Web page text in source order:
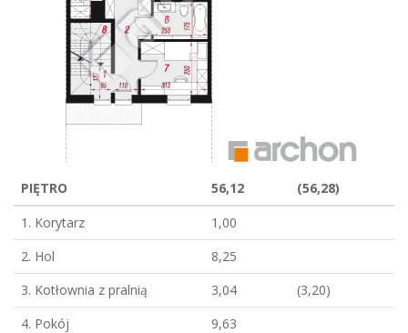
PIĘTRO 56,12
(56,28)
1. Korytarz
1,00
2. Hol
8,25
3. Kotłownia z pralnią
3,04
(3,20)
4. Pokój
9,63